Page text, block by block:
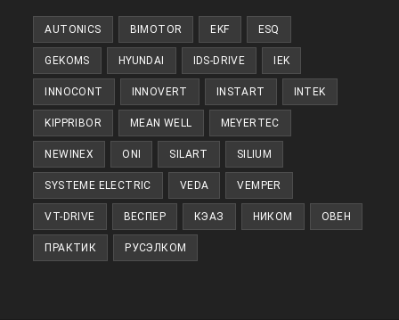
вкладке
AUTONICS BIMOTOR EKF ESQ
GEKOMS HYUNDAI IDS-DRIVE IEK
INNOCONT INNOVERT INSTART INTEK
KIPPRIBOR MEAN WELL MEYERTEC
NEWINEX ONI SILART SILIUM
SYSTEME ELECTRIC VEDA VEMPER
VT-DRIVE ВЕСПЕР КЭАЗ НИКОМ ОВЕН
ПРАКТИК РУСЭЛКОМ